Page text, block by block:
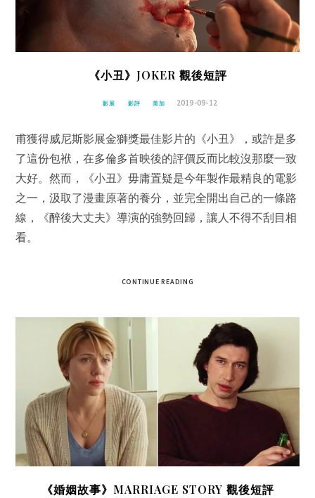
《小丑》JOKER 觀後短評
影展 影評 美加 2019-09-12
甫獲得威尼斯影展金獅獎最佳影片的《小丑》，或許是多
了這份包袱，在多倫多首映後的評價反而比較沒那麼一致
大好。然而，《小丑》毋庸置疑是今年製作最精良的電影
之一，汲取了漫畫原著的養分，並完全開出自己的一條路
線，《醉後大丈夫》導演的強勢回歸，讓人不得不刮目相
看。
CONTINUE READING
《婚姻故事》MARRIAGE STORY 觀後短評